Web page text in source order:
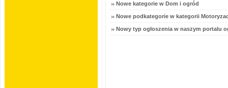
Nowe kategorie w Dom i ogród
Nowe podkategorie w kategorii
Nowy typ ogłoszenia w naszym portalu